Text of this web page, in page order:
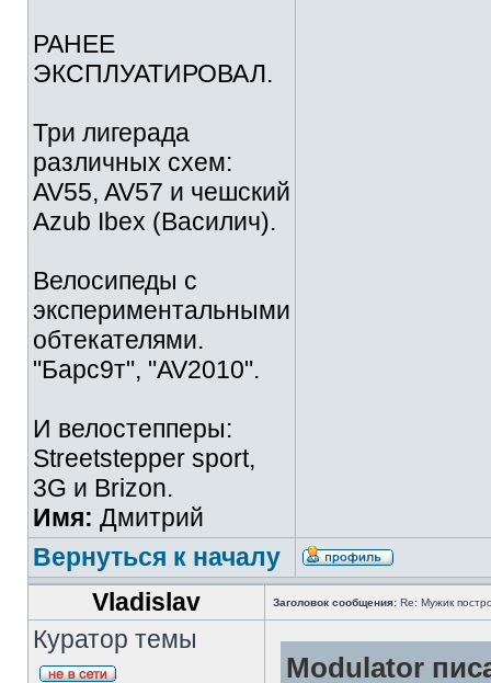
РАНЕЕ
ЭКСПЛУАТИРОВАЛ.
Три лигерада
различных схем:
AV55, AV57 и чешский
Azub Ibex (Василич).
Велосипеды с
экспериментальными
обтекателями.
"Барс9т", "AV2010".
И велостепперы:
Streetstepper sport,
3G и Brizon.
Имя: Дмитрий
Вернуться к началу
Vladislav
Заголовок сообщения: Re: Мужик
Куратор темы
Modulator